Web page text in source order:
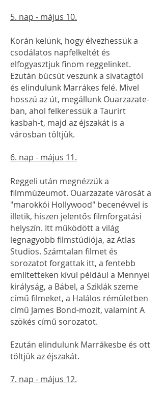
5. nap - május 10.
Korán kelünk, hogy élvezhessük a
csodálatos napfelkeltét és
elfogyasztjuk finom reggelinket.
Ezután búcsút veszünk a sivatagtól
és elindulunk Marrákes felé. Mivel
hosszú az út, megállunk Ouarzazate-
ban, ahol felkeressük a Taurirt
kasbah-t, majd az éjszakát is a
városban töltjük.
6. nap - május 11.
Reggeli után megnézzük a
filmmúzeumot. Ouarzazate városát a
"marokkói Hollywood" becenévvel is
illetik, hiszen jelentős filmforgatási
helyszín. Itt működött a világ
legnagyobb filmstúdiója, az Atlas
Studios. Számtalan filmet és
sorozatot forgattak itt, a fentebb
említetteken kívül például a Mennyei
királyság, a Bábel, a Sziklák szeme
című filmeket, a Halálos rémületben
című James Bond-mozit, valamint A
szökés című sorozatot.
Ezután elindulunk Marrákesbe és ott
töltjük az éjszakát.
7. nap - május 12.